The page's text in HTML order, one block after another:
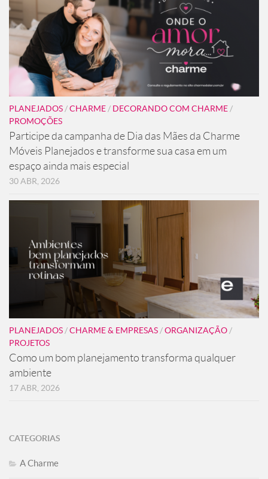
PLANEJADOS /CHARME / DECORANDO COM CHARME /
PROMOÇÕES
Participe da campanha de Dia das Mães da Charme
Móveis Planejados e transforme sua casa em um
espaço ainda mais especial
30 ABR, 2026
PLANEJADOS /CHARME & EMPRESAS /ORGANIZAÇÃO /
PROJETOS
Como um bom planejamento transforma qualquer
ambiente
17 ABR, 2026
CATEGORIAS
A Charme